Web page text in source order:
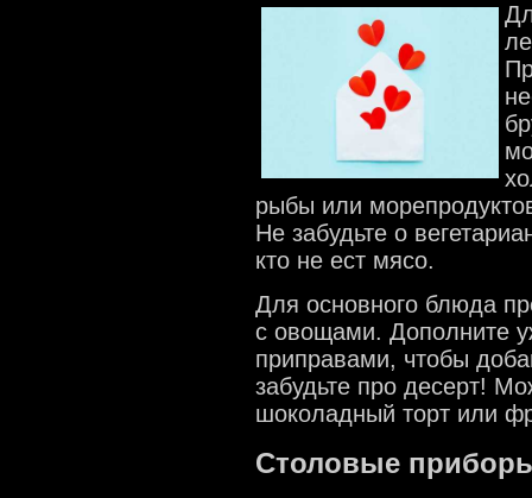
рыбы или
Не забудьте о
кто не ест мясо.
Для основного блюда
с овощами. Дополните
приправами, чтобы
забудьте про десерт!
шоколадный торт или
Столовые